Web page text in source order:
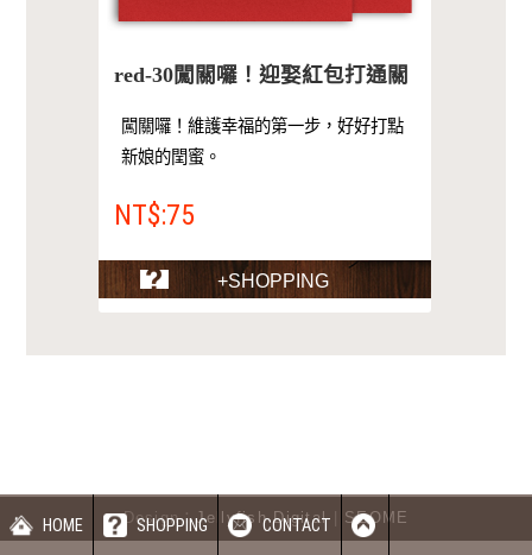
red-30闖關囉！迎娶紅包打通關
闖關囉！維護幸福的第一步，好好打點
新娘的閏蜜。
NT$:75
+SHOPPING
Design：Jellyfish Digital| SEOME
HOME SHOPPING CONTACT